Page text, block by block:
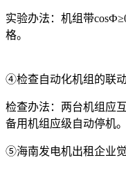
实验办法：机组带
格。
④检查自动化机组的联
检查办法：两台机组应
备用机组应级自动停机
⑤海南发电机出租企业